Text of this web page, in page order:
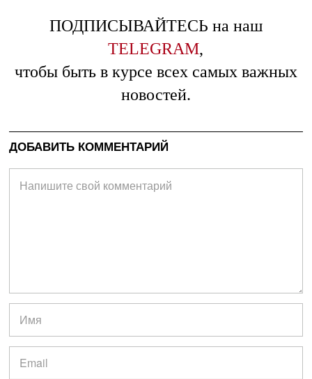
ПОДПИСЫВАЙТЕСЬ на наш
TELEGRAM,
чтобы быть в курсе всех самых важных
новостей.
ДОБАВИТЬ КОММЕНТАРИЙ